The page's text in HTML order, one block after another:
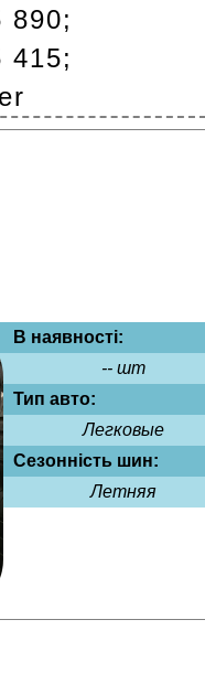
890;
415;
В наявності:
-- шт
Тип авто:
Легковые
Сезонність шин:
Летняя